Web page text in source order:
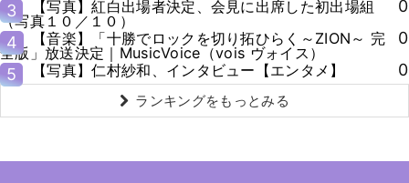
3
【写真】紅白出場者決定、会見に出席した初出場組
（写真１０／１０）
0
4
【音楽】「十勝でロックを切り拓ひらく～ZION～ 完
全版」放送決定｜MusicVoice（vois ヴォイス）
0
5
【写真】仁村紗和、インタビュー【エンタメ】 0
ランキングをもっとみる